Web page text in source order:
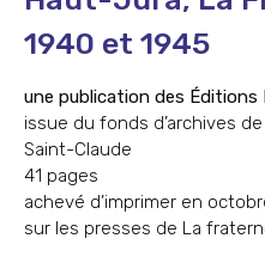
1940 et 1945
une publication des Éditions
issue du fonds d’archives
Saint-Claude
41 pages
achevé d’imprimer en
sur les presses de La